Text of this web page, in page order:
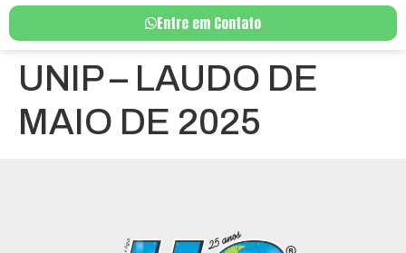
Entre em Contato
UNIP – LAUDO DE
MAIO DE 2025